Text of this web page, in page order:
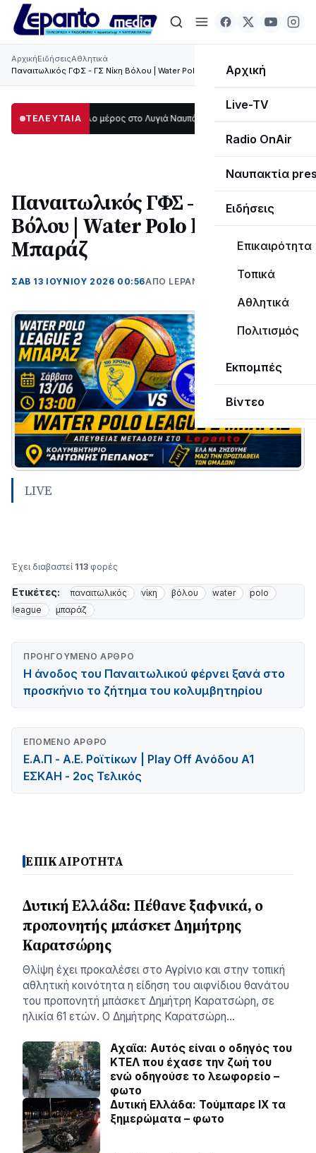
Αρχική
Live-TV
Radio OnAir
Ναυπακτία
Ειδήσεις
Επικαιρότητα
Τοπικά
Αθλητικά
Πολιτισμός
Εκπομπές
Βίντεο
ΑρχικήΕιδήσειςΑθλητικά
Παναιτωλικός ΓΦΣ - ΓΣ Νίκη Βόλου | Water Polo league 2 Μπαράζ
ΤΕΛΕΥΤΑΙΑ
μεγάλο μέρος στο Λυγιά Ναυπάκτου12:08
Παναιτωλικός ΓΦΣ - ΓΣ Νίκη
Βόλου | Water Polo league 2
Μπαράζ
ΣΑΒ 13 ΙΟΥΝΊΟΥ 2026 00:56ΑΠΌ LEPANTO RTV
LIVE
Έχει διαβαστεί 113 φορές
Ετικέτες: παναιτωλικός νίκη βόλου water
polo
league
μπαράζ
ΠΡΟΗΓΟΎΜΕΝΟ ΆΡΘΡΟ
Η άνοδος του Παναιτωλικού φέρνει ξανά στο
προσκήνιο το ζήτημα του κολυμβητηρίου
ΕΠΌΜΕΝΟ ΆΡΘΡΟ
Ε.Α.Π - Α.Ε. Ροϊτίκων | Play Off Aνόδου A1
EΣΚΑΗ - 2ος Τελικός
ΕΠΙΚΑΙΡΟΤΗΤΑ
Δυτική Ελλάδα: Πέθανε ξαφνικά, ο
προπονητής μπάσκετ Δημήτρης
Καρατσώρης
Θλίψη έχει προκαλέσει στο Αγρίνιο και στην τοπική
αθλητική κοινότητα η είδηση του αιφνίδιου θανάτου
του προπονητή μπάσκετ Δημήτρη Καρατσώρη, σε
ηλικία 61 ετών. Ο Δημήτρης Καρατσώρη…
Αχαϊα: Αυτός είναι ο οδηγός του
ΚΤΕΛ που έχασε την ζωή του
ενώ οδηγούσε το λεωφορείο –
φωτο
Δυτική Ελλάδα: Τούμπαρε ΙΧ τα
ξημερώματα – φωτο